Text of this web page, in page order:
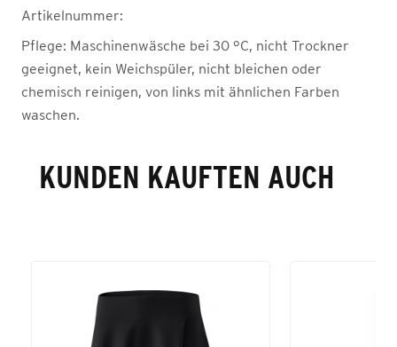
Artikelnummer:
Pflege: Maschinenwäsche bei 30 °C, nicht Trockner
geeignet, kein Weichspüler, nicht bleichen oder
chemisch reinigen, von links mit ähnlichen Farben
waschen.
KUNDEN KAUFTEN AUCH